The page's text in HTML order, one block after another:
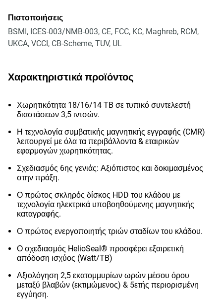
Πιστοποιήσεις
BSMI, ICES-003/NMB-003, CE, FCC, KC, Maghreb, RCM,
UKCA, VCCI, CB-Scheme, TUV, UL
Χαρακτηριστικά προϊόντος
Χωρητικότητα 18/16/14 TB σε τυπικό συντελεστή
διαστάσεων 3,5 ιντσών.
Η τεχνολογία συμβατικής μαγνητικής εγγραφής (CMR)
λειτουργεί με όλα τα περιβάλλοντα & εταιρικών
εφαρμογών χωρητικότητας.
Σχεδιασμός 6ης γενιάς: Αξιόπιστος και δοκιμασμένος
στην πράξη.
Ο πρώτος σκληρός δίσκος HDD του κλάδου με
τεχνολογία ηλεκτρικά υποβοηθούμενης μαγνητικής
καταγραφής.
Ο πρώτος ενεργοποιητής τριών σταδίων του κλάδου.
Ο σχεδιασμός HelioSeal® προσφέρει εξαιρετική
απόδοση ισχύος (Watt/TB)
Αξιολόγηση 2,5 εκατομμυρίων ωρών μέσου όρου
μεταξύ βλαβών (εκτιμώμενος) & 5ετής περιορισμένη
εγγύηση.